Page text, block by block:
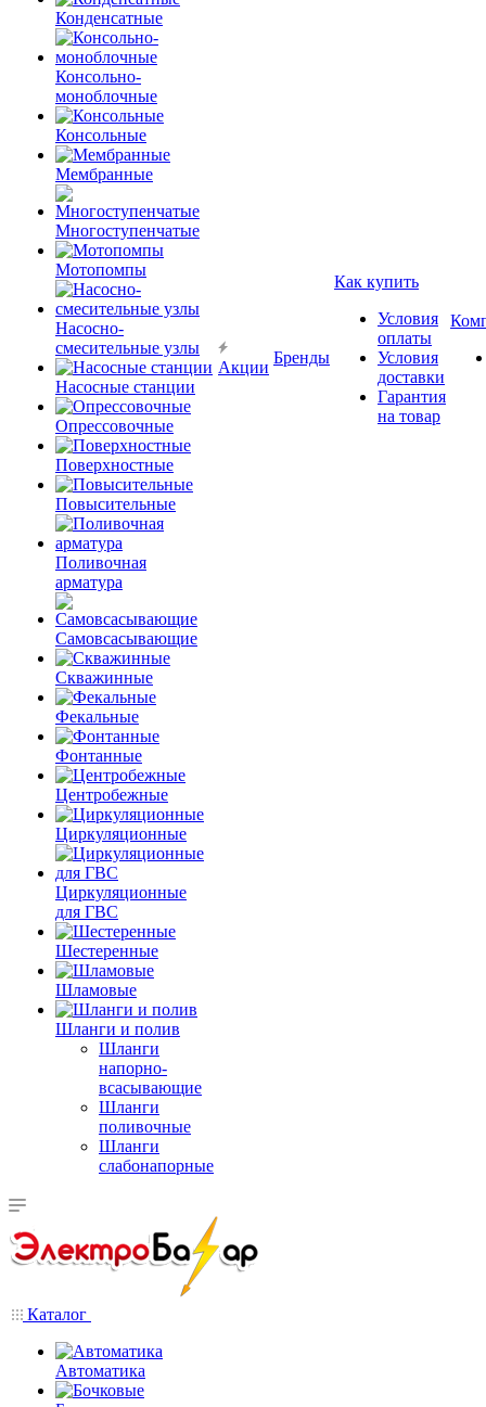
Конденсатные
Консольно-
моноблочные
Консольные
Мембранные
Многоступенчатые
Мотопомпы
Насосно-
смесительные узлы
Насосные станции
Опрессовочные
Поверхностные
Повысительные
Поливочная
арматура
Самовсасывающие
Скважинные
Фекальные
Фонтанные
Центробежные
Циркуляционные
Циркуляционные
для ГВС
Шестеренные
Шламовые
Шланги и полив
Шланги
напорно-
всасывающие
Шланги
поливочные
Шланги
слабонапорные
Акции
Бренды
Как купить
Условия
оплаты
Условия
доставки
Гарантия
на товар
Каталог
Автоматика